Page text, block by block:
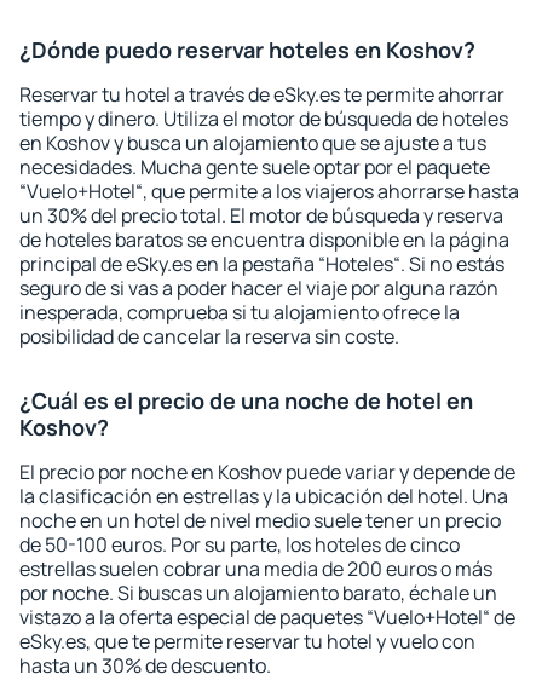
¿Dónde puedo reservar hoteles en Koshov?
Reservar tu hotel a través de eSky.es te permite ahorrar
tiempo y dinero. Utiliza el motor de búsqueda de hoteles
en Koshov y busca un alojamiento que se ajuste a tus
necesidades. Mucha gente suele optar por el paquete
“Vuelo+Hotel“, que permite a los viajeros ahorrarse hasta
un 30% del precio total. El motor de búsqueda y reserva
de hoteles baratos se encuentra disponible en la página
principal de eSky.es en la pestaña “Hoteles“. Si no estás
seguro de si vas a poder hacer el viaje por alguna razón
inesperada, comprueba si tu alojamiento ofrece la
posibilidad de cancelar la reserva sin coste.
¿Cuál es el precio de una noche de hotel en
Koshov?
El precio por noche en Koshov puede variar y depende de
la clasificación en estrellas y la ubicación del hotel. Una
noche en un hotel de nivel medio suele tener un precio
de 50-100 euros. Por su parte, los hoteles de cinco
estrellas suelen cobrar una media de 200 euros o más
por noche. Si buscas un alojamiento barato, échale un
vistazo a la oferta especial de paquetes “Vuelo+Hotel“ de
eSky.es, que te permite reservar tu hotel y vuelo con
hasta un 30% de descuento.